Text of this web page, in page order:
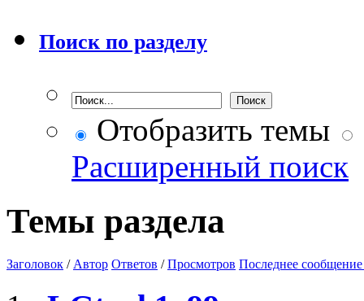
Поиск по разделу
Отобразить темы
Расширенный поиск
Темы раздела
Заголовок / Автор Ответов /Просмотров Последнее сообщение